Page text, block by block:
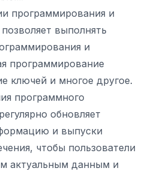
программирования и
выполнять
и
программирование
ключей и многое другое.
программного
обновляет
и выпуски
чтобы пользователи
актуальным данным и